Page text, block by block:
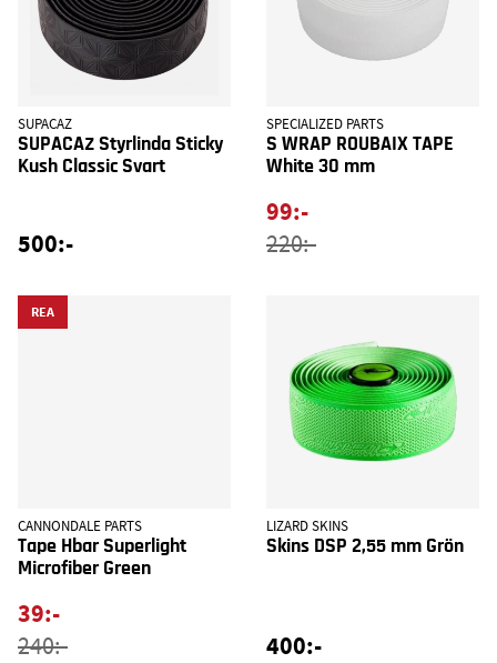
SUPACAZ
SUPACAZ Styrlinda Sticky
Kush Classic Svart
500:-
SPECIALIZED PARTS
S WRAP ROUBAIX TAPE
White 30 mm
99:-
220:-
REA
CANNONDALE PARTS
Tape Hbar Superlight
Microfiber Green
39:-
240:-
LIZARD SKINS
Skins DSP 2,55 mm Grön
400:-